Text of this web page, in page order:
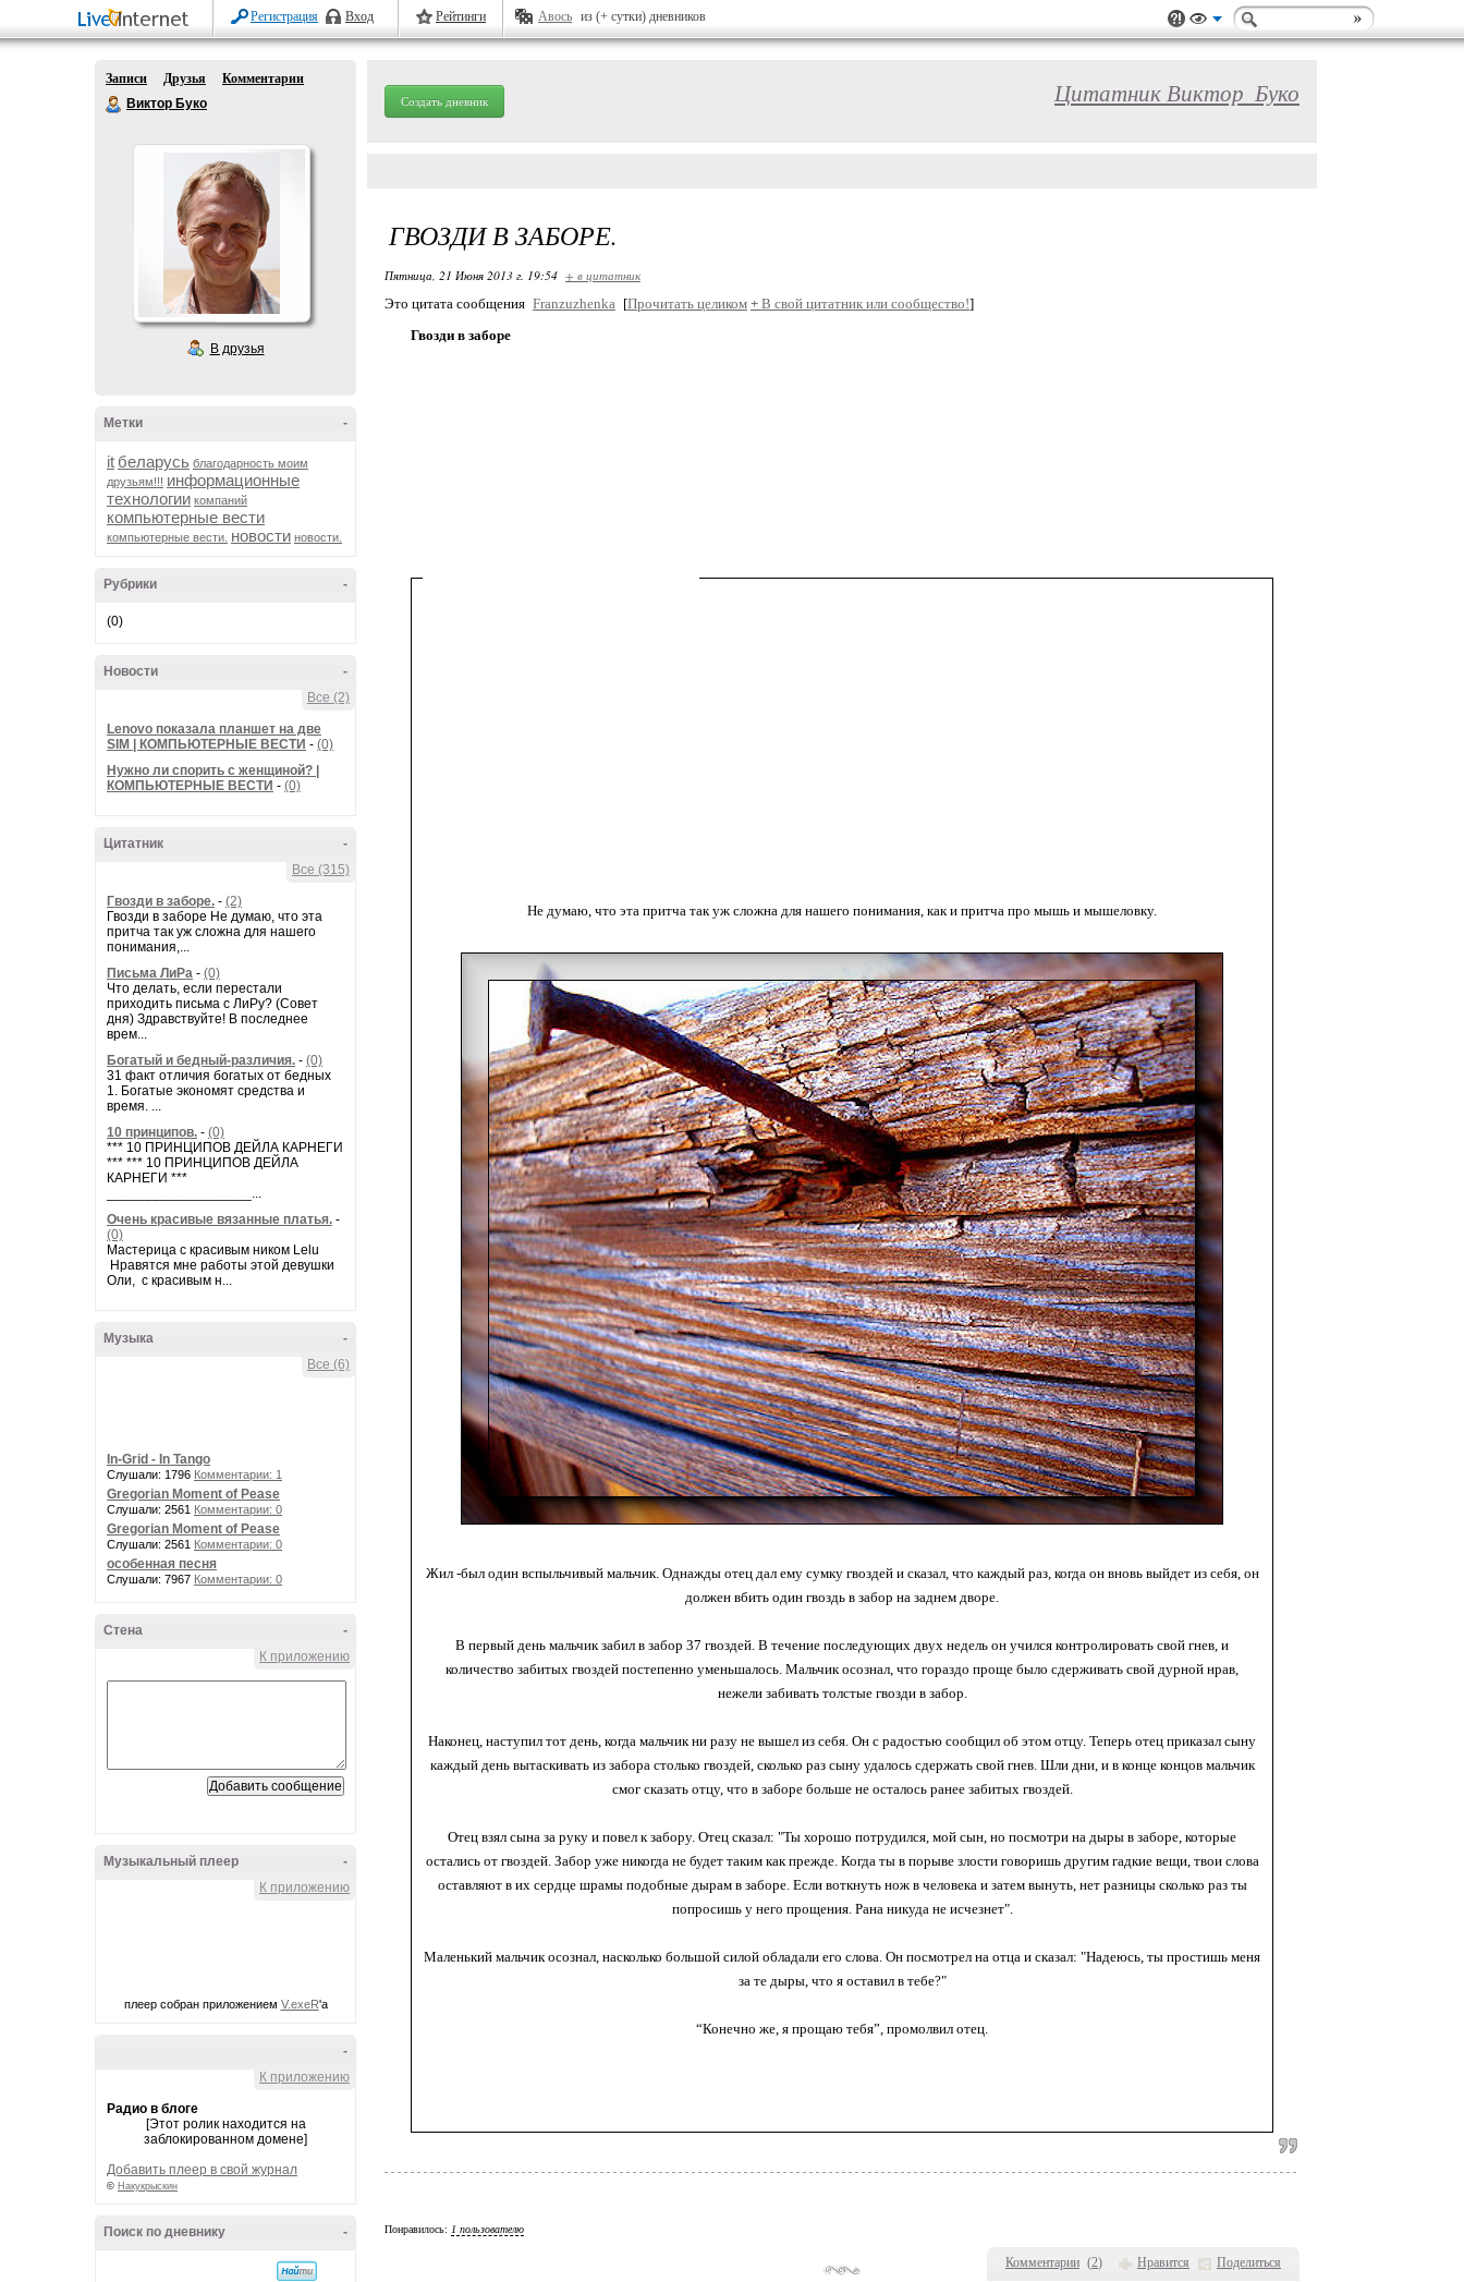
Регистрация Вход Рейтинги Авось из (+ сутки) дневников
Записи Друзья
Комментарии
Виктор Буко
В друзья
-
Метки
it беларусь благодарность моим
друзьям!!! информационные
технологии компаний
компьютерные вести
компьютерные вести. новости новости.
-
Рубрики
(0)
-
Новости
Все (2)
Lenovo показала планшет на две
SIM | КОМПЬЮТЕРНЫЕ ВЕСТИ - (0)
Нужно ли спорить с женщиной? |
КОМПЬЮТЕРНЫЕ ВЕСТИ - (0)
-
Цитатник
Все (315)
Гвозди в заборе. - (2)
Гвозди в заборе Не думаю, что эта
притча так уж сложна для нашего
понимания,...
Письма ЛиРа - (0)
Что делать, если перестали
приходить письма с ЛиРу? (Совет
дня) Здравствуйте! В последнее
врем...
Богатый и бедный-различия. - (0)
31 факт отличия богатых от бедных
1. Богатые экономят средства и
время. ...
10 принципов. - (0)
*** 10 ПРИНЦИПОВ ДЕЙЛА КАРНЕГИ
*** *** 10 ПРИНЦИПОВ ДЕЙЛА
КАРНЕГИ ***
___________________...
Очень красивые вязанные платья. -
(0)
Мастерица с красивым ником Lelu
Нравятся мне работы этой девушки
Оли, с красивым н...
-
Музыка
Все (6)
In-Grid - In Tango
Слушали: 1796 Комментарии: 1
Gregorian Moment of Pease
Слушали: 2561 Комментарии: 0
Gregorian Moment of Pease
Слушали: 2561 Комментарии: 0
особенная песня
Слушали: 7967 Комментарии: 0
-
Стена
К приложению
-
Музыкальный плеер
К приложению
плеер собран приложением V.exeR'а
-
К приложению
Радио в блоге
[Этот ролик находится на
заблокированном домене]
Добавить плеер в свой журнал
© Накукрыскин
-
Поиск по дневнику
Создать дневник Цитатник Виктор_Буко
Комментарии (2) Нравится Поделиться
ГВОЗДИ В ЗАБОРЕ.
Пятница, 21 Июня 2013 г. 19:54 + в цитатник
Это цитата сообщения Franzuzhenka [Прочитать целиком + В свой цитатник или сообщество!]
Гвозди в заборе
Не думаю, что эта притча так уж сложна для нашего понимания, как и притча про мышь и мышеловку.
Жил -был один вспыльчивый мальчик. Однажды отец дал ему сумку гвоздей и сказал, что каждый раз, когда он вновь выйдет из себя, он
должен вбить один гвоздь в забор на заднем дворе.
В первый день мальчик забил в забор 37 гвоздей. В течение последующих двух недель он учился контролировать свой гнев, и
количество забитых гвоздей постепенно уменьшалось. Мальчик осознал, что гораздо проще было сдерживать свой дурной нрав,
нежели забивать толстые гвозди в забор.
Наконец, наступил тот день, когда мальчик ни разу не вышел из себя. Он с радостью сообщил об этом отцу. Теперь отец приказал сыну
каждый день вытаскивать из забора столько гвоздей, сколько раз сыну удалось сдержать свой гнев. Шли дни, и в конце концов мальчик
смог сказать отцу, что в заборе больше не осталось ранее забитых гвоздей.
Отец взял сына за руку и повел к забору. Отец сказал: "Ты хорошо потрудился, мой сын, но посмотри на дыры в заборе, которые
остались от гвоздей. Забор уже никогда не будет таким как прежде. Когда ты в порыве злости говоришь другим гадкие вещи, твои слова
оставляют в их сердце шрамы подобные дырам в заборе. Если воткнуть нож в человека и затем вынуть, нет разницы сколько раз ты
попросишь у него прощения. Рана никуда не исчезнет".
Маленький мальчик осознал, насколько большой силой обладали его слова. Он посмотрел на отца и сказал: "Надеюсь, ты простишь меня
за те дыры, что я оставил в тебе?"
“Конечно же, я прощаю тебя”, промолвил отец.
Понравилось: 1 пользователю